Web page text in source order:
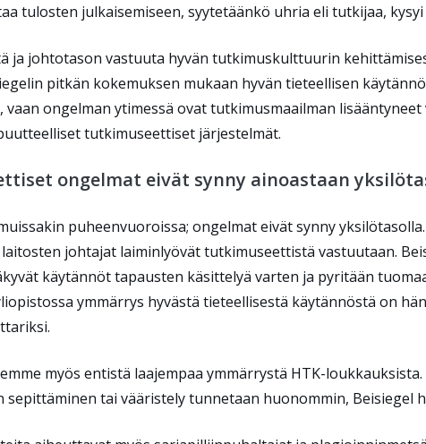
tulosten julkaisemiseen, syytetäänkö uhria eli tutkijaa,
ja johtotason vastuuta hyvän tutkimuskulttuurin
pitkän kokemuksen mukaan hyvän tieteellisen
ongelman ytimessä ovat tutkimusmaailman
tutkimuseettiset järjestelmät.
ongelmat eivät synny ainoastaan
puheenvuoroissa; ongelmat eivät synny
johtajat laiminlyövät tutkimuseettistä vastuutaan.
käytännöt tapausten käsittelyä varten ja pyritään
ymmärrys hyvästä tieteellisestä käytännöstä on
myös entistä laajempaa ymmärrystä HTK-
sepittäminen tai vääristely tunnetaan huonommin, Beisiegel